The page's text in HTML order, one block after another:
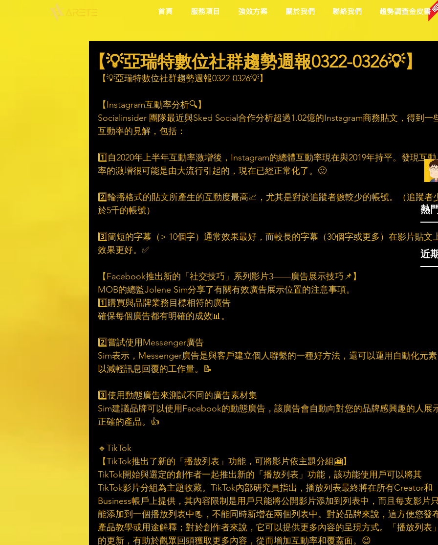
首頁 服務項目 強效方案 關於我們 聯絡我們 趨勢調查金皮書
【💡亞瑞特數位社群趨勢週報0322-0326💡】
【💡亞瑞特數位社群趨勢週報0322-0326💡】
【Instagram互動率分析🔍】
Socialinsider 團隊最近與Sked Social合作分析超過1.02億的Instagram商務貼文，得到一
互動率的見解，包括：
1️⃣自2020年上半年互動率激增後，Instagram的總體互動率現在與2019年持平。發現互動
率的激增很可能是由大流行引起的，現在已經正常化了。🙂
2️⃣輪播格式的貼文所產生的互動度最高📈，尤其是對於追蹤者數較少的帳號。（追蹤者
於5千的帳號）
3️⃣簡短的字幕（> 10個字）通常效果最好，而較長的字幕（30個字或更多）在影片貼文
效果更好。✅
【Facebook推出新的「社交技巧」系列影片3——廣告展示技巧📌】
MOB的總監Jolene Sim分享了有關有效廣告展示位置的注意事項。
1️⃣購買與品牌業務目標相符的廣告
確保每個廣告都有明確的成效📊。
2️⃣嘗試使用Messenger廣告
Sim表示，Messenger廣告是與客戶建立個人聯繫的一種好方法，還可以運用自動化元素
以減輕訊息回覆的工作量。📝
3️⃣使用動態廣告來測試不同的廣告素材集
Sim建議品牌可以使用Facebook的動態廣告，該廣告會自動向對您的品牌感興趣的人展
正確的產品。👍
🔹TikTok
【TikTok推出了新的「播放列表」功能，可將影片依主題分組🎦】
TikTok開始與選定的創作者一起推出新的「播放列表」功能，該功能使用戶可以將其
TikTok影片分組為主題收藏。TikTok內部研究員指出，播放列表最終將在所有Creator和
Business帳戶上提供，其內容限制是用戶只能將公開影片添加到列表中，而且每支影片
能添加到一個播放列表中📃，不能同時新增在兩個列表中。對於品牌來說，這方便您發
產品教學或用途解釋；對於創作者來說，它可以提供更多內容的呈現方式。「播放列表
的更新，有助於觀眾回頭獲取更多內容，從而增加互動率和覆蓋面。😉
熱
近